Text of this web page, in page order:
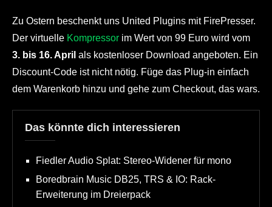
Zu Ostern beschenkt uns United Plugins mit FirePresser.
Der virtuelle Kompressor im Wert von 99 Euro wird vom
3. bis 16. April als kostenloser Download angeboten. Ein
Discount-Code ist nicht nötig. Füge das Plug-in einfach
dem Warenkorb hinzu und gehe zum Checkout, das wars.
Das könnte dich interessieren
Fiedler Audio Splat: Stereo-Widener für mono
Boredbrain Music DB25, TRS & IO: Rack-
Erweiterung im Dreierpack